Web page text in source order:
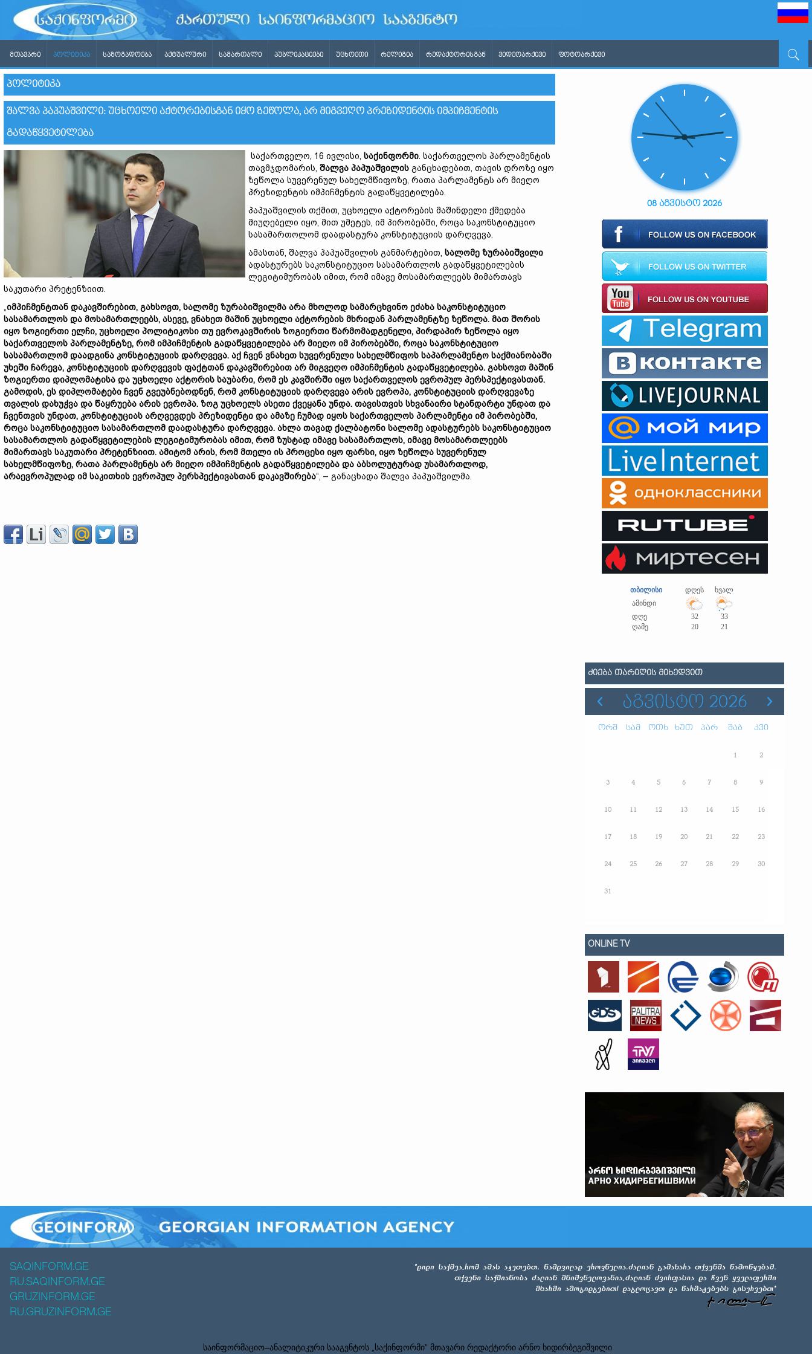
ᲛᲗᲐᲕᲐᲠᲘ ᲞᲝᲚᲘᲢᲘᲙᲐ ᲡᲐᲖᲝᲒᲐᲓᲝᲔᲑᲐ ᲐᲥᲢᲣᲐᲚᲣᲠᲘ ᲡᲐᲛᲐᲠᲗᲐᲚᲘ ᲞᲣᲑᲚᲘᲙᲐᲪᲘᲔᲑᲘ ᲣᲪᲮᲝᲔᲗᲘ ᲠᲔᲚᲘᲒᲘᲐ ᲠᲔᲓᲐᲥᲢᲝᲠᲘᲡᲒᲐᲜ ᲕᲘᲓᲔᲝᲐᲠᲥᲘᲕᲘ ᲤᲝᲢᲝᲐᲠᲥᲘᲕᲘ
ᲞᲝᲚᲘᲢᲘᲙᲐ
ᲨᲐᲚᲕᲐ ᲞᲐᲞᲣᲐᲨᲕᲘᲚᲘ: ᲣᲪᲮᲝᲔᲚᲘ ᲐᲥᲢᲝᲠᲔᲑᲘᲡᲒᲐᲜ ᲘᲧᲝ ᲖᲔᲬᲝᲚᲐ, ᲐᲠ ᲛᲘᲒᲕᲔᲦᲝ ᲞᲠᲔᲖᲘᲓᲔᲜᲢᲘᲡ ᲘᲛᲞᲘᲩᲛᲔᲜᲢᲘᲡ
ᲒᲐᲓᲐᲬᲧᲕᲔᲢᲘᲚᲔᲑᲐ
საქართველო, 16 ივლისი, საქინფორმი. საქართველოს პარლამენტის
თავმჯდომარის, შალვა პაპუაშვილის განცხადებით, თავის დროზე იყო
ზეწოლა სუვერენულ სახელმწიფოზე, რათა პარლამენტს არ მიეღო
პრეზიდენტის იმპიჩმენტის გადაწყვეტილება.
პაპუაშვილის თქმით, უცხოელი აქტორების მაშინდელი ქმედება
მიუღებელი იყო, მით უმეტეს, იმ პირობებში, როცა საკონსტიტუციო
სასამართოლომ დაადასტურა კონსტიტუციის დარღვევა.
ამასთან, შალვა პაპუაშვილის განმარტებით, სალომე ზურაბიშვილი
ადასტურებს საკონსტიტუციო სასამართლოს გადაწყვეტილების
ლეგიტიმურობას იმით, რომ იმავე მოსამართლეებს მიმართავს
საკუთარი პრეტენზიით.
„იმპიჩმენტთან დაკავშირებით, გახსოვთ, სალომე ზურაბიშვილმა არა მხოლოდ სამარცხვინო ეძახა საკონსტიტუციო
სასამართლოს და მოსამართლეებს, ასევე, ვნახეთ მაშინ უცხოელი აქტორების მხრიდან პარლამენტზე ზეწოლა. მათ შორის
იყო ზოგიერთი ელჩი, უცხოელი პოლიტიკოსი თუ ევროკავშირის ზოგიერთი წარმომადგენელი, პირდაპირ ზეწოლა იყო
საქართველოს პარლამენტზე, რომ იმპიჩმენტის გადაწყვეტილება არ მიეღო იმ პირობებში, როცა საკონსტიტუციო
სასამართლომ დაადგინა კონსტიტუციის დარღვევა. აქ ჩვენ ვნახეთ სუვერენული სახელმწიფოს საპარლამენტო საქმიანობაში
უხეში ჩარევა, კონსტიტუციის დარღვევის ფაქტთან დაკავშირებით არ მიგვეღო იმპიჩმენტის გადაწყვეტილება. გახსოვთ მაშინ
ზოგიერთი დიპლომატისა და უცხოელი აქტორის საუბარი, რომ ეს კავშირში იყო საქართველოს ევროპულ პერსპექტივასთან.
გამოდის, ეს დიპლომატები ჩვენ გვეუბნებოდნენ, რომ კონსტიტუციის დარღვევა არის ევროპა, კონსტიტუციის დარღვევაზე
თვალის დახუჭვა და წაყრუება არის ევროპა. ზოგ უცხოელს ასეთი ქვეყანა უნდა. თავისთვის სხვანაირი სტანდარტი უნდათ და
ჩვენთვის უნდათ, კონსტიტუციას არღვევდეს პრეზიდენტი და ამაზე ჩუმად იყოს საქართველოს პარლამენტი იმ პირობებში,
როცა საკონსტიტუციო სასამართლომ დაადასტურა დარღვევა. ახლა თავად ქალბატონი სალომე ადასტურებს საკონსტიტუციო
სასამართლოს გადაწყვეტილების ლეგიტიმურობას იმით, რომ ზუსტად იმავე სასამართლოს, იმავე მოსამართლეებს
მიმართავს საკუთარი პრეტენზიით. ამიტომ არის, რომ მთელი ის პროცესი იყო ფარსი, იყო ზეწოლა სუვერენულ
სახელმწიფოზე, რათა პარლამენტს არ მიეღო იმპიჩმენტის გადაწყვეტილება და აბსოლუტურად უსამართლოდ,
არაევროპულად იმ საკითხის ევროპულ პერსპექტივასთან დაკავშირება“, – განაცხადა შალვა პაპუაშვილმა.
08 აგვისტო 2026
თბილისი დღეს
ხვალ
ამინდი
დღე
32
33
ღამე
20 21
ᲫᲘᲔᲑᲐ ᲗᲐᲠᲘᲦᲘᲡ ᲛᲘᲮᲔᲓᲕᲘᲗ
ᲐᲒᲕᲘᲡᲢᲝ 2026
ორშ სამ ოთხ ხუთ პარ შაბ კვი
1 2
3 4 5 6 7 8 9
10 11 12 13 14 15 16
17 18 19 20 21 22 23
24 25 26 27 28 29 30
31
ONLINE TV
SAQINFORM.GE
RU.SAQINFORM.GE
GRUZINFORM.GE
RU.GRUZINFORM.GE
საინფორმაციო–ანალიტიკური სააგენტოს „საქინფორმი” მთავარი რედაქტორი არნო ხიდირბეგიშვილი